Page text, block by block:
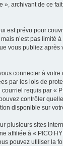
archivant de ce
est prévu pour
n’est pas limité
vous publiez après
connecter à
par les lois de
requis par «
contrôler
disponible sur
plusieurs sites
affiliée à « PICO
pouvez utiliser la